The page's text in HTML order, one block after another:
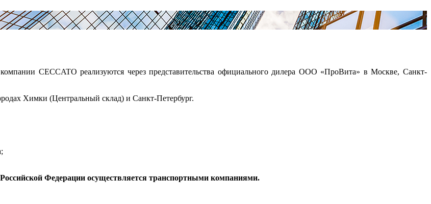
CECCATO реализуются через представительства официального дилера ООО «ПроВита» в Москве, Санкт-
Химки (Центральный склад) и Санкт-Петербург.
Федерации осуществляется транспортными компаниями.